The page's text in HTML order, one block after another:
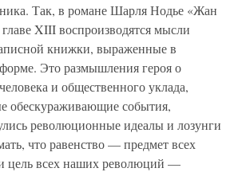
Так, в романе Шарля Нодье «Жан
XIII воспроизводятся мысли
книжки, выраженные в
Это размышления героя о
и общественного уклада,
обескураживающие события,
революционные идеалы и лозунги
что равенство — предмет всех
цель всех наших революций —